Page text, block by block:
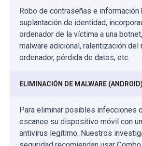
Robo de contraseñas e información
suplantación de identidad,
ordenador de la víctima a una
malware adicional, ralentización del
ordenador, pérdida de datos, etc.
ELIMINACIÓN DE MALWARE (ANDROID)
Para eliminar posibles infecciones
escanee su dispositivo móvil con
antivirus legítimo. Nuestros